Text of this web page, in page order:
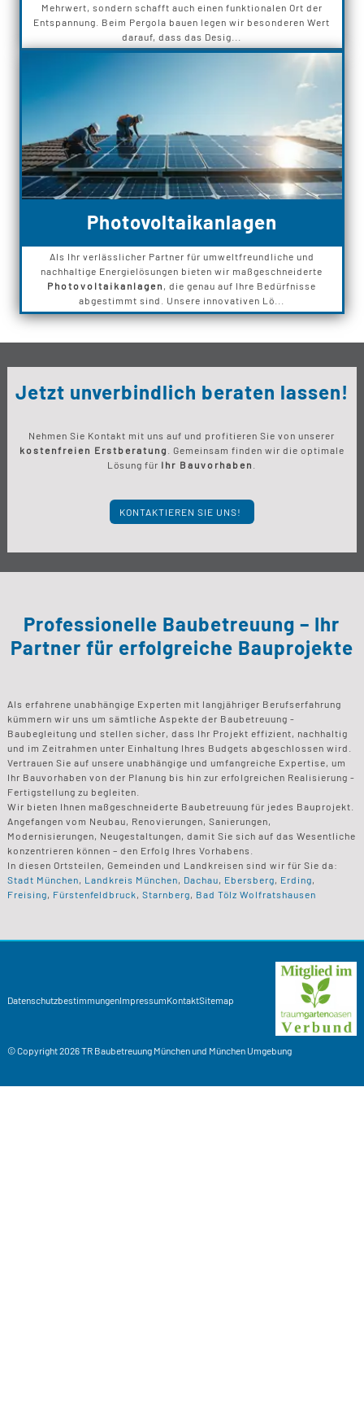
Mehrwert, sondern schafft auch einen funktionalen Ort der
Entspannung. Beim Pergola bauen legen wir besonderen Wert
darauf, dass das Desig...
Photovoltaikanlagen
Als Ihr verlässlicher Partner für umweltfreundliche und
nachhaltige Energielösungen bieten wir maßgeschneiderte
Photovoltaikanlagen
, die genau auf Ihre Bedürfnisse
abgestimmt sind. Unsere innovativen Lö...
Jetzt unverbindlich beraten lassen!
Nehmen Sie Kontakt mit uns auf und profitieren Sie von unserer
kostenfreien Erstberatung
. Gemeinsam finden wir die optimale
Lösung für Ihr Bauvorhaben
KONTAKTIEREN SIE UNS!
Professionelle Baubetreuung – Ihr
Partner für erfolgreiche Bauprojekte
Als erfahrene unabhängige Experten mit langjähriger Berufserfahrung
kümmern wir uns um sämtliche Aspekte der Baubetreuung -
Baubegleitung und stellen sicher, dass Ihr Projekt effizient, nachhaltig
und im Zeitrahmen unter Einhaltung Ihres Budgets abgeschlossen wird.
Vertrauen Sie auf unsere unabhängige und umfangreiche Expertise, um
Ihr Bauvorhaben von der Planung bis hin zur erfolgreichen Realisierung -
Fertigstellung zu begleiten.
Wir bieten Ihnen maßgeschneiderte Baubetreuung für jedes Bauprojekt.
Angefangen vom Neubau, Renovierungen, Sanierungen,
Modernisierungen, Neugestaltungen, damit Sie sich auf das Wesentliche
konzentrieren können – den Erfolg Ihres Vorhabens.
In diesen Ortsteilen, Gemeinden und Landkreisen sind wir für Sie da:
Stadt München, Landkreis München, Dachau, Ebersberg, Erding,
Freising, Fürstenfeldbruck, Starnberg, Bad Tölz Wolfratshausen
DatenschutzbestimmungenImpressumKontaktSitemap
© Copyright 2026TR BaubetreuungMünchen und München Umgebung